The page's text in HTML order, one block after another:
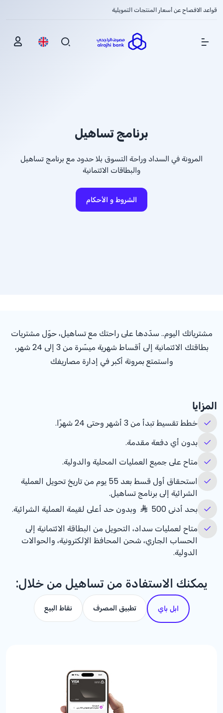
قواعد الافصاح عن أسعار المنتجات التمويلية
Show Menu
برنامج تساهيل
المرونة في السداد وراحة التسوق بلا حدود مع برنامج تساهيل
والبطاقات الائتمانية
الشروط و الأحكام
مشترياتك اليوم.. سدّدها على راحتك مع تساهيل، حوّل مشتريات
بطاقتك الائتمانية إلى أقساط شهرية ميسّرة من 3 إلى 24 شهر،
واستمتع بمرونة أكبر في إدارة مصاريفك
المزايا
خطط تقسيط تبدأ من 3 أشهر وحتى 24 شهرًا.
بدون أي دفعة مقدمة.
متاح على جميع العمليات المحلية والدولية.
استحقاق أول قسط بعد 55 يوم من تاريخ تحويل العملية
الشرائية إلى برنامج تساهيل.
بحد أدنى 500
وبدون حد أعلى لقيمة العملية الشرائية.
متاح لعمليات سداد، التحويل من البطاقة الائتمانية إلى
الحساب الجاري، شحن المحافظ الإلكترونية، والحوالات
الدولية.
يمكنك الاستفادة من تساهيل من خلال:
ابل باي تطبيق المصرف نقاط البيع